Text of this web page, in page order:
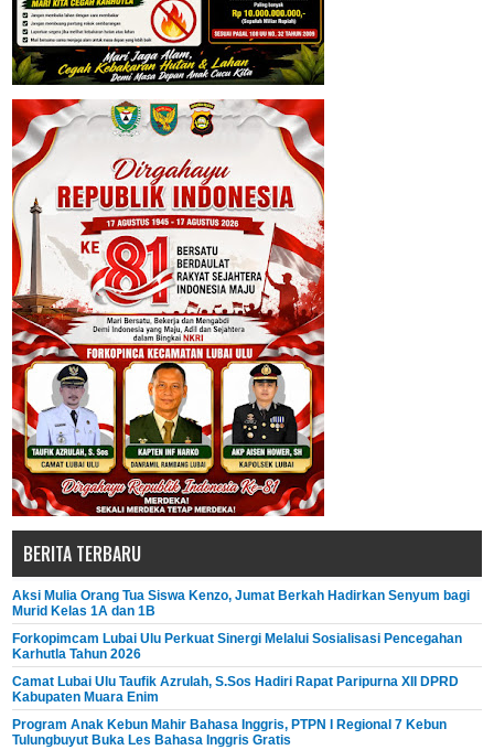
BERITA TERBARU
Aksi Mulia Orang Tua Siswa Kenzo, Jumat Berkah Hadirkan Senyum bagi
Murid Kelas 1A dan 1B
Forkopimcam Lubai Ulu Perkuat Sinergi Melalui Sosialisasi Pencegahan
Karhutla Tahun 2026
Camat Lubai Ulu Taufik Azrulah, S.Sos Hadiri Rapat Paripurna XII DPRD
Kabupaten Muara Enim
Program Anak Kebun Mahir Bahasa Inggris, PTPN I Regional 7 Kebun
Tulungbuyut Buka Les Bahasa Inggris Gratis